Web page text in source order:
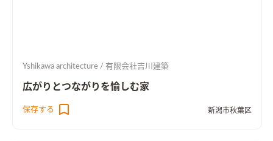
Yshikawa architecture / 有限会社吉川建築
広がりとつながりを愉しむ家
保存する 新潟市秋葉区